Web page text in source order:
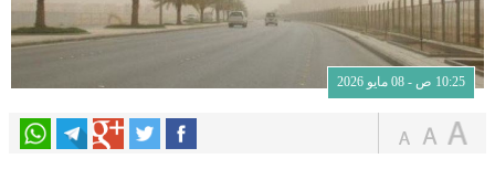
10:25 ص - 08 مايو 2026